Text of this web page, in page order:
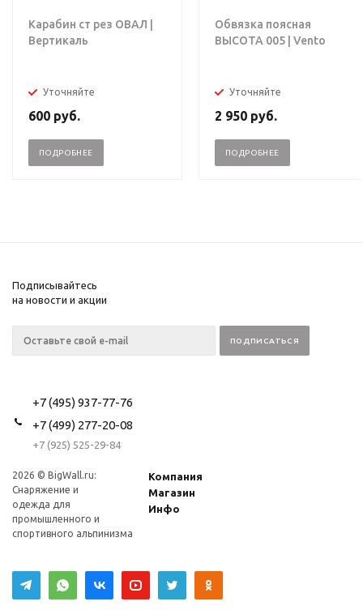
Карабин ст рез ОВАЛ |
Вертикаль
Уточняйте
600 руб.
ПОДРОБНЕЕ
Обвязка поясная
ВЫСОТА 005 | Vento
Уточняйте
2 950 руб.
ПОДРОБНЕЕ
Подписывайтесь
на новости и акции
+7 (495) 937-77-76
+7 (499) 277-20-08
+7 (925) 525-29-84
2026 © BigWall.ru:
Снаряжение и
одежда для
промышленного и
спортивного альпинизма
Компания
Магазин
Инфо